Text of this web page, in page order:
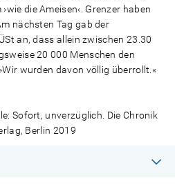
die Ameisen‹. Grenzer haben
nächsten Tag gab der
an, dass allein zwischen 23.30
20 000 Menschen den
wurden davon völlig überrollt.«
Sofort, unverzüglich. Die Chronik
Berlin 2019